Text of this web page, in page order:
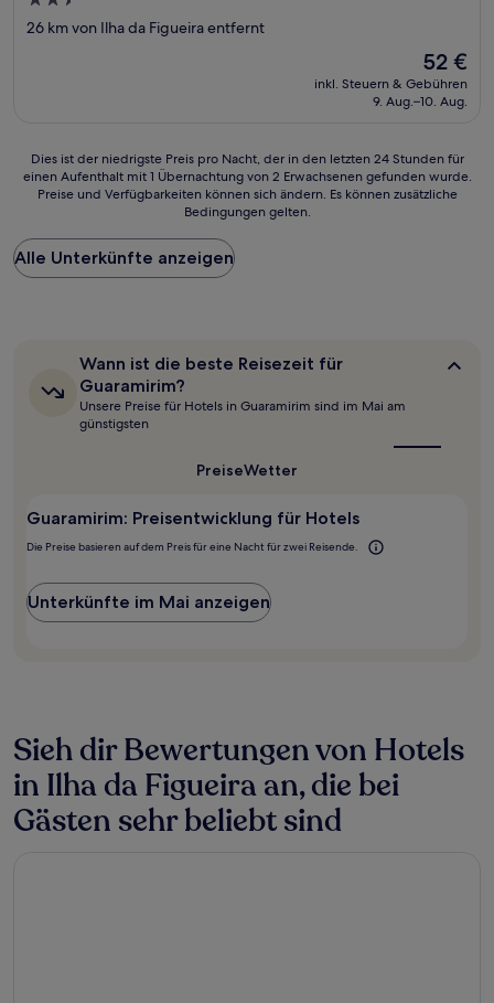
Sterne-
26 km von Ilha da Figueira entfernt
Der
Preis
beträgt
52 €
inkl. Steuern & Gebühren
9. Aug.–10. Aug.
Dies
ist
Preis
pro
Nacht,
24 Stunden
Aufenthalt
2 Erwachsenen
wurde.
und
Verfügbarkeiten
zusätzliche
Bedingungen
gelten.
Dies ist der niedrigste Preis pro Nacht, der in den letzten 24 Stunden für
einen Aufenthalt mit 1 Übernachtung von 2 Erwachsenen gefunden wurde.
Preise und Verfügbarkeiten können sich ändern. Es können zusätzliche
Bedingungen gelten.
Alle Unterkünfte anzeigen
Wann
ist
die
beste
Reisezeit
Wann ist die beste Reisezeit für
Guaramirim?
Unsere Preise für Hotels in Guaramirim sind im Mai am
günstigsten
PreiseWetter
Guaramirim: Preisentwicklung für Hotels
Die Preise basieren auf dem Preis für eine Nacht für zwei Reisende.
Unterkünfte im Mai anzeigen
Sieh dir Bewertungen von Hotels
in Ilha da Figueira an, die bei
Gästen sehr beliebt sind